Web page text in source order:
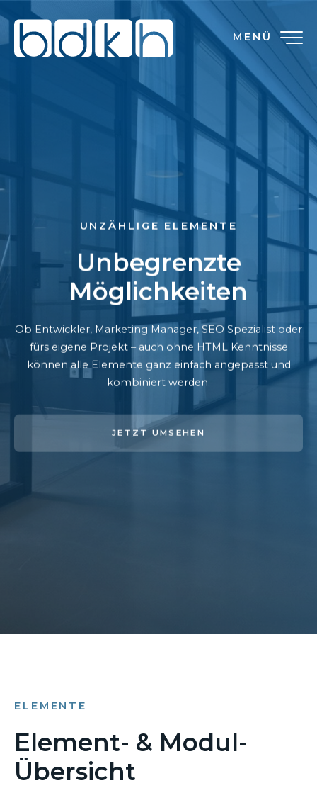
MENÜ
UNZÄHLIGE ELEMENTE
Unbegrenzte
Möglichkeiten
Ob Entwickler, Marketing Manager, SEO Spezialist oder
fürs eigene Projekt – auch ohne HTML Kenntnisse
können alle Elemente ganz einfach angepasst und
kombiniert werden.
JETZT UMSEHEN
ELEMENTE
Element- & Modul-
Übersicht